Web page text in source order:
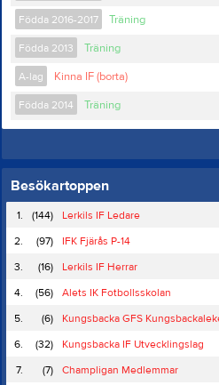
Födda 2016-2017 Träning
Födda 2013 Träning
A-lag Kinna IF (borta)
Födda 2014 Träning
Besökartoppen
1. (144)
Lerkils IF Ledare
2.
(97)
IFK Fjärås P-14
3.
(16)
Lerkils IF Herrar
4.
(56)
Alets IK Fotbollsskolan
5.
(6)
Kungsbacka GFS
6.
(32)
Kungsbacka IF Utvecklingslag
7.
(7) Champligan Medlemmar